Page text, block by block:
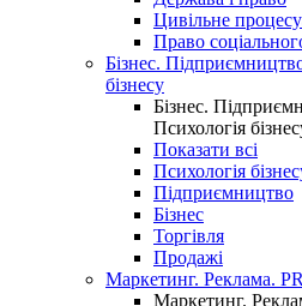
Цивільне
Право
Бізнес.
бізнесу
Бізнес.
Психологія
Показати всі
Психологія
Підприємництво
Бізнес
Торгівля
Продажі
Маркетинг. Реклама. PR
Маркетинг.